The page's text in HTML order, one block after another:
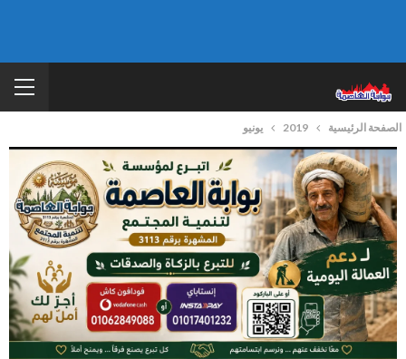
الصفحة الرئيسية 2019 يونيو